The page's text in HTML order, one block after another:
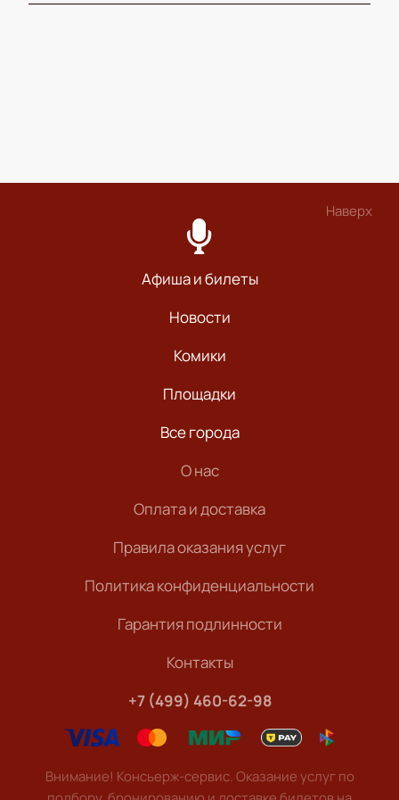
Наверх
Афиша и билеты
Новости
Комики
Площадки
Все города
О нас
Оплата и доставка
Правила оказания услуг
Политика конфиденциальности
Гарантия подлинности
Контакты
+7 (499) 460-62-98
Внимание! Консьерж-сервис. Оказание услуг по